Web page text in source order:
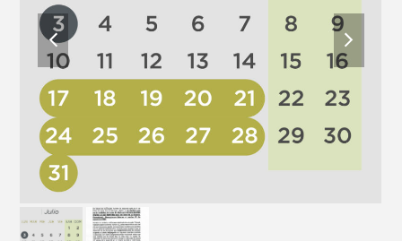
previous
slide
next
slide